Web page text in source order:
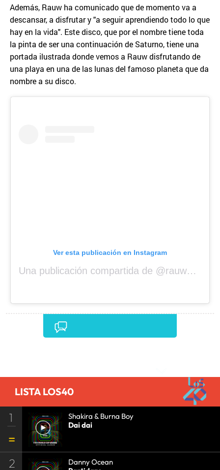
Además, Rauw ha comunicado que de momento va a
descansar, a disfrutar y "a seguir aprendiendo todo lo que
hay en la vida". Este disco, que por el nombre tiene toda
la pinta de ser una continuación de Saturno, tiene una
portada ilustrada donde vemos a Rauw disfrutando de
una playa en una de las lunas del famoso planeta que da
nombre a su disco.
Ver esta publicación en Instagram
Una publicación compartida de @rauwalejandro
LISTA LOS40
1
Shakira & Burna Boy
Dai dai
2
Danny Ocean